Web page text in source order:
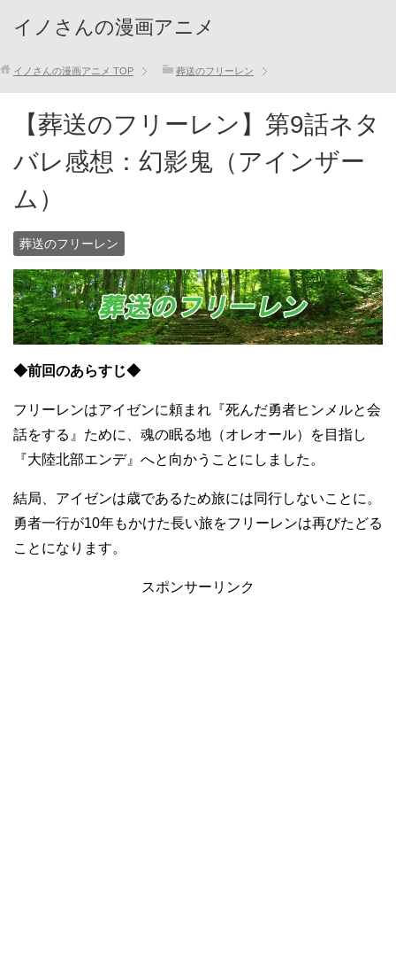
イノさんの漫画アニメ
イノさんの漫画アニメ TOP 葬送のフリーレン
【葬送のフリーレン】第9話ネタ
バレ感想：幻影鬼（アインザー
ム）
葬送のフリーレン
◆前回のあらすじ◆
フリーレンはアイゼンに頼まれ『死んだ勇者ヒンメルと会
話をする』ために、魂の眠る地（オレオール）を目指し
『大陸北部エンデ』へと向かうことにしました。
結局、アイゼンは歳であるため旅には同行しないことに。
勇者一行が10年もかけた長い旅をフリーレンは再びたどる
ことになります。
スポンサーリンク